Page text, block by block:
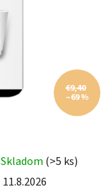
Skladom (>5 ks)
11.8.2026
€9,40
–69 %